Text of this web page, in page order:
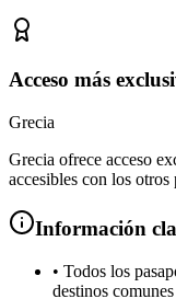
Acceso más
Grecia
Grecia ofrece acceso
accesibles con los otros
Información
• Todos los
destinos comunes